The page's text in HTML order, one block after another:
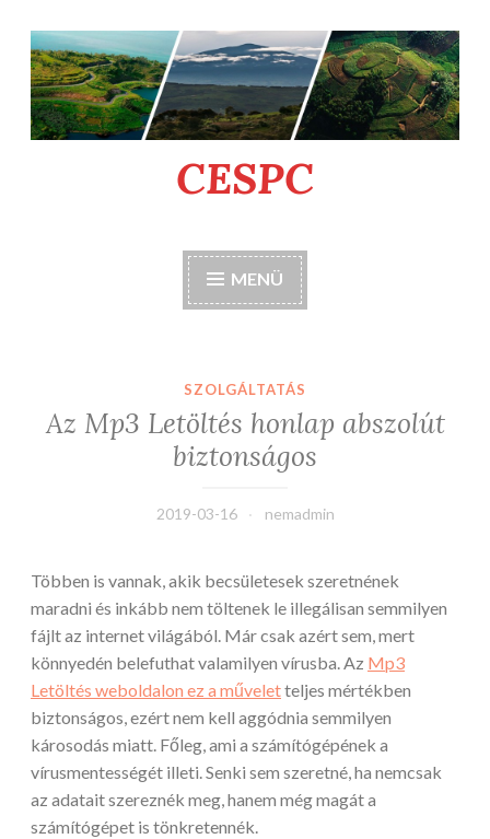
Tartalomhoz
CESPC
MENÜ
SZOLGÁLTATÁS
Az Mp3 Letöltés honlap abszolút
biztonságos
2019-03-16 nemadmin
Többen is vannak, akik becsületesek szeretnének
maradni és inkább nem töltenek le illegálisan semmilyen
fájlt az internet világából. Már csak azért sem, mert
könnyedén belefuthat valamilyen vírusba. Az Mp3
Letöltés weboldalon ez a műveletteljes mértékben
biztonságos, ezért nem kell aggódnia semmilyen
károsodás miatt. Főleg, ami a számítógépének a
vírusmentességét illeti. Senki sem szeretné, ha nemcsak
az adatait szereznék meg, hanem még magát a
számítógépet is tönkretennék.